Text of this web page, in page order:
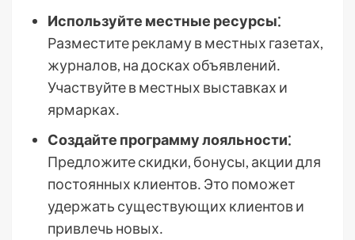
Используйте местные ресурсы⁚
Разместите рекламу в местных газетах,
журналов, на досках объявлений․
Участвуйте в местных выставках и
ярмарках․
Создайте программу лояльности⁚
Предложите скидки, бонусы, акции для
постоянных клиентов․ Это поможет
удержать существующих клиентов и
привлечь новых․